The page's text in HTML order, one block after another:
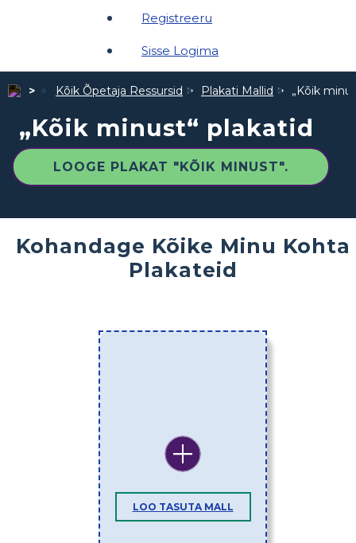
Registreeru
Sisse Logima
Kõik Õpetaja Ressursid Plakati Mallid „Kõik
„Kõik minust“ plakatid
LOOGE PLAKAT "KÕIK MINUST".
Kohandage Kõike Minu Kohta
Plakateid
LOO TASUTA MALL